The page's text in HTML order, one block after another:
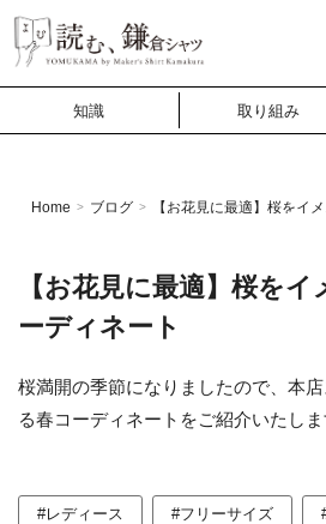
知識 取り組み
Home > ブログ > 【お花見に最適】桜をイメ
【お花見に最適】桜を
ーディネート
桜満開の季節になりましたので、本
る春コーディネートをご紹介いたしま
#レディース #フリーサイズ